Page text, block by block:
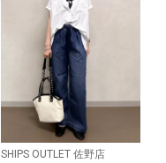
SHIPS OUTLET 佐野店